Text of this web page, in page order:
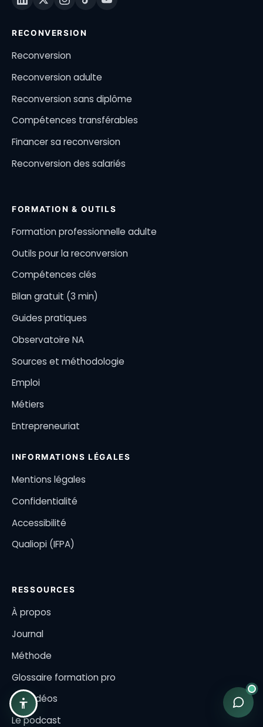
RECONVERSION
Reconversion
Reconversion adulte
Reconversion sans diplôme
Compétences transférables
Financer sa reconversion
Reconversion des salariés
FORMATION & OUTILS
Formation professionnelle adulte
Outils pour la reconversion
Compétences clés
Bilan gratuit (3 min)
Guides pratiques
Observatoire NA
Sources et méthodologie
Emploi
Métiers
Entrepreneuriat
INFORMATIONS LÉGALES
Mentions légales
Confidentialité
Accessibilité
Qualiopi (IFPA)
RESSOURCES
À propos
Journal
Méthode
Glossaire formation pro
Les vidéos
Le podcast